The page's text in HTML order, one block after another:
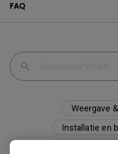
FAQ
Weergave
Installatie en